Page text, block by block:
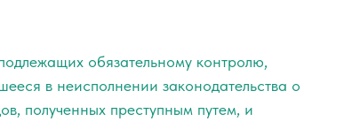
обязательному контролю,
в неисполнении законодательства о
полученных преступным путем, и